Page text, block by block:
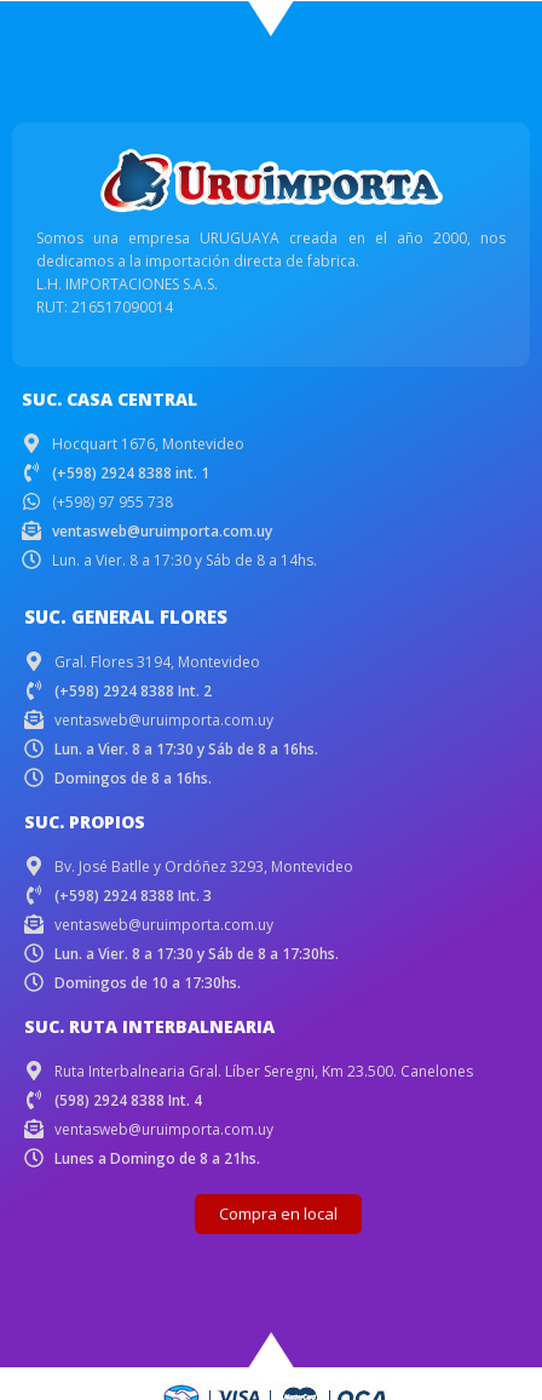
Somos una empresa URUGUAYA creada en el año 2000, nos
dedicamos a la importación directa de fabrica.
L.H. IMPORTACIONES S.A.S.
RUT: 216517090014
SUC. CASA CENTRAL
Hocquart 1676, Montevideo
(+598) 2924 8388 int. 1
(+598) 97 955 738
ventasweb@uruimporta.com.uy
Lun. a Vier. 8 a 17:30 y Sáb de 8 a 14hs.
SUC. GENERAL FLORES
Gral. Flores 3194, Montevideo
(+598) 2924 8388 Int. 2
ventasweb@uruimporta.com.uy
Lun. a Vier. 8 a 17:30 y Sáb de 8 a 16hs.
Domingos de 8 a 16hs.
SUC. PROPIOS
Bv. José Batlle y Ordóñez 3293, Montevideo
(+598) 2924 8388 Int. 3
ventasweb@uruimporta.com.uy
Lun. a Vier. 8 a 17:30 y Sáb de 8 a 17:30hs.
Domingos de 10 a 17:30hs.
SUC. RUTA INTERBALNEARIA
Ruta Interbalnearia Gral. Líber Seregni, Km 23.500. Canelones
(598) 2924 8388 Int. 4
ventasweb@uruimporta.com.uy
Lunes a Domingo de 8 a 21hs.
Compra en local